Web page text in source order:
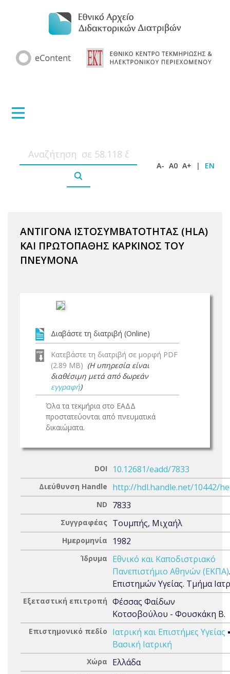
A- A0 A+ | EN
ΑΝΤΙΓΟΝΑ ΙΣΤΟΣΥΜΒΑΤΟΤΗΤΑΣ (HLA)
ΚΑΙ ΠΡΩΤΟΠΑΘΗΣ ΚΑΡΚΙΝΟΣ ΤΟΥ
ΠΝΕΥΜΟΝΑ
Διαβάστε τη διατριβή (Online)
Κατεβάστε τη διατριβή σε μορφή PDF
(2.89 MB) (Η υπηρεσία είναι
διαθέσιμη μετά από δωρεάν
εγγραφή)
Όλα τα τεκμήρια στο ΕΑΔΔ
προστατεύονται από πνευματικά
δικαιώματα.
DOI 10.12681/eadd/7833
Διεύθυνση Handle http://hdl.handle.net/10442/
ND 7833
Συγγραφέας Τουμπής, Μιχαήλ
Ημερομηνία 1982
Ίδρυμα
Εθνικό και Καποδιστριακό
Πανεπιστήμιο Αθηνών (ΕΚΠΑ)
Επιστημών Υγείας. Τμήμα
Εξεταστική επιτροπή Φέσσας Φαίδων
Κοτσοβούλου - Φουσκάκη Β.
Επιστημονικό πεδίο Ιατρική και Επιστήμες Υγείας
Βασική Ιατρική
Χώρα Ελλάδα